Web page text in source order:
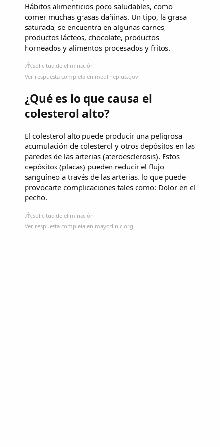
Hábitos alimenticios poco saludables, como
comer muchas grasas dañinas. Un tipo, la grasa
saturada, se encuentra en algunas carnes,
productos lácteos, chocolate, productos
horneados y alimentos procesados y fritos.
Solicitud de eliminación
Ver respuesta completa en medlineplus.gov
¿Qué es lo que causa el
colesterol alto?
El colesterol alto puede producir una peligrosa
acumulación de colesterol y otros depósitos en las
paredes de las arterias (ateroesclerosis). Estos
depósitos (placas) pueden reducir el flujo
sanguíneo a través de las arterias, lo que puede
provocarte complicaciones tales como: Dolor en el
pecho.
Solicitud de eliminación
Ver respuesta completa en mayoclinic.org